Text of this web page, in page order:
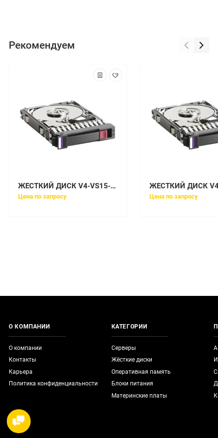
Рекомендуем
ЖЕСТКИЙ ДИСК V4‐VS15‐600TU EMC VNX 600GB 15K SAS 15X3.5 DAE UPG
Цена по запросу Цена по запросу
О КОМПАНИИ
О компании
Контакты
Карьера
Политика конфиденциальности
КАТЕГОРИИ
Серверы
Жёсткие диски
Оперативная память
Блоки питания
Материнские платы